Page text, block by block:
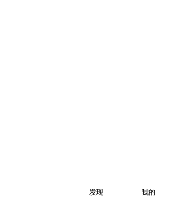
发现 我的